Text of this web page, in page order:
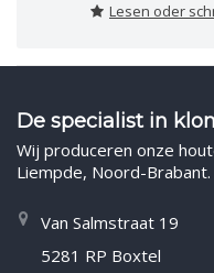
Lesen oder
De specialist in
Wij produceren onze
Liempde, Noord-Brabant.
Van Salmstraat 19
5281 RP Boxtel